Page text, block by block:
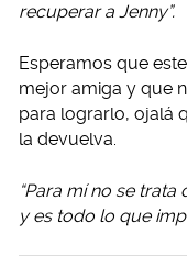
recuperar a Jenny”.
Esperamos que
mejor amiga y que
para lograrlo, ojalá
la devuelva.
“Para mí no se
y es todo lo que